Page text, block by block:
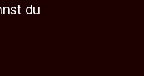
du